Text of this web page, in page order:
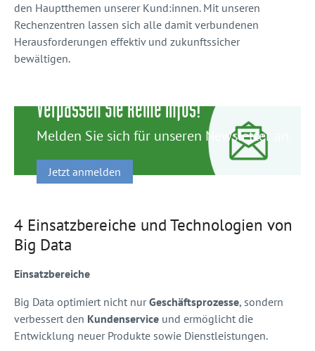
den Hauptthemen unserer Kund:innen. Mit unseren
Rechenzentren lassen sich alle damit verbundenen
Herausforderungen effektiv und zukunftssicher
bewältigen.
Verpassen Sie keine Infos!
Melden Sie sich für unseren Newsletter an.
Jetzt anmelden
4 Einsatzbereiche und Technologien von
Big Data
Einsatzbereiche
Big Data optimiert nicht nurGeschäftsprozesse, sondern
verbessert den Kundenservice und ermöglicht die
Entwicklung neuer Produkte sowie Dienstleistungen.